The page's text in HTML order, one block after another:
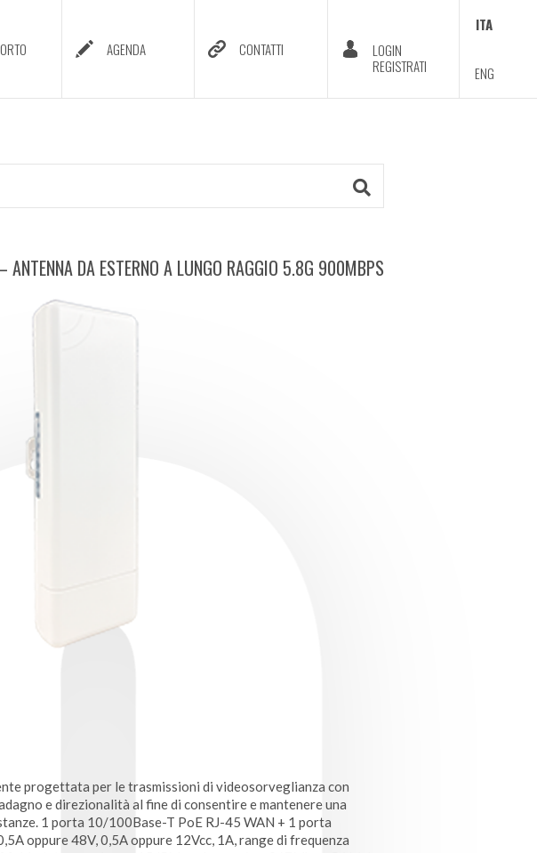
AGENDA CONTATTI
LOGIN
REGISTRATI
ITA
ENG
DA ESTERNO A LUNGO RAGGIO 5.8G 900MBPS
progettata per le trasmissioni di videosorveglianza con
e direzionalità al fine di consentire e mantenere una
1 porta 10/100Base-T PoE RJ-45 WAN + 1 porta
oppure 48V, 0,5A oppure 12Vcc, 1A, range di frequenza